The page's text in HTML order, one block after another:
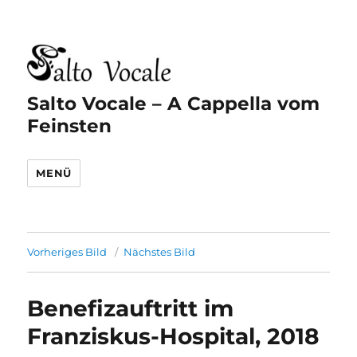
Salto Vocale – A Cappella vom
Feinsten
MENÜ
Vorheriges Bild Nächstes Bild
Benefizauftritt im
Franziskus-Hospital, 2018